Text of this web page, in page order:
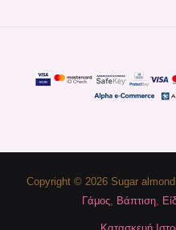
Copyright © 2026 Sugar almond
Γάμος, Βάπτιση,